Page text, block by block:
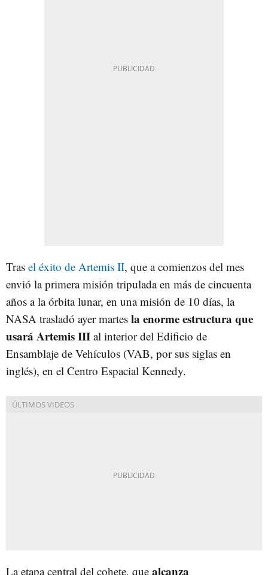
Tras el éxito de Artemis II, que a comienzos del mes
envió la primera misión tripulada en más de cincuenta
años a la órbita lunar, en una misión de 10 días, la
NASA trasladó ayer martes la enorme estructura que
usará Artemis III al interior del Edificio de
Ensamblaje de Vehículos (VAB, por sus siglas en
inglés), en el Centro Espacial Kennedy.
La etapa central del cohete, que alcanza